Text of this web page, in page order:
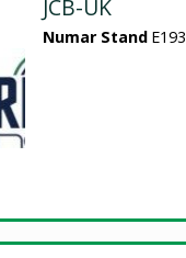
JCB-UK
Numar Stand E193